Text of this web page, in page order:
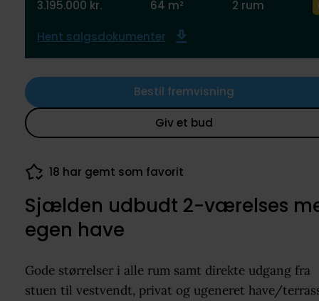
3.195.000 kr. 64 m² 2 rum
Hent salgsdokumenter
Giv et bud
Bestil fremvisning
18 har gemt som favorit
Sjælden udbudt 2-værelses
egen have
Gode størrelser i alle rum samt direkte udgang fra
stuen til vestvendt, privat og ugeneret have/